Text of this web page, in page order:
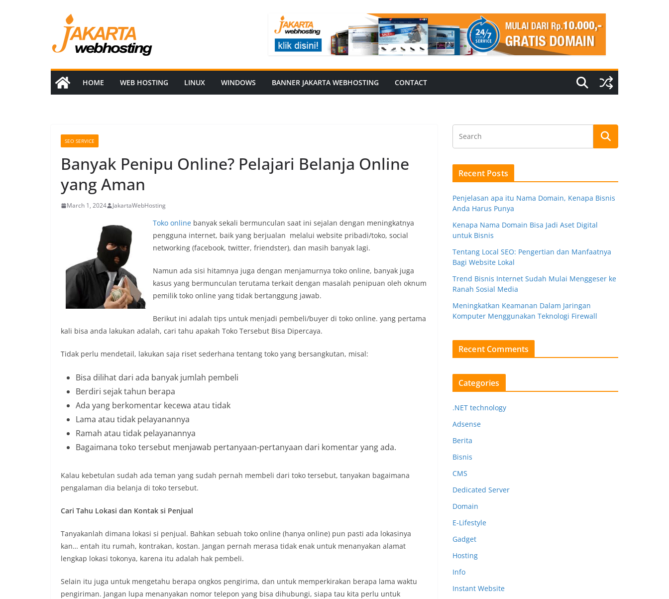
HOME WEB HOSTING LINUX WINDOWS BANNER JAKARTA WEBHOSTING CONTACT
SEO SERVICE
Banyak Penipu Online? Pelajari Belanja Online
yang Aman
March 1, 2024 JakartaWebHosting
Toko online banyak sekali bermunculan saat ini sejalan dengan meningkatnya
pengguna internet, baik yang berjualan melalui website pribadi/toko, social
networking (facebook, twitter, friendster), dan masih banyak lagi.
Namun ada sisi hitamnya juga dengan menjamurnya toko online, banyak juga
kasus yang bermunculan terutama terkait dengan masalah penipuan oleh oknum
pemilik toko online yang tidak bertanggung jawab.
Berikut ini adalah tips untuk menjadi pembeli/buyer di toko online. yang pertama
kali bisa anda lakukan adalah, cari tahu apakah Toko Tersebut Bisa Dipercaya.
Tidak perlu mendetail, lakukan saja riset sederhana tentang toko yang bersangkutan, misal:
Bisa dilihat dari ada banyak jumlah pembeli
Berdiri sejak tahun berapa
Ada yang berkomentar kecewa atau tidak
Lama atau tidak pelayanannya
Ramah atau tidak pelayanannya
Bagaimana toko tersebut menjawab pertanyaan-pertanyaan dari komentar yang ada.
Kalau kebetulan sudah ada teman yang sudah pernah membeli dari toko tersebut, tanyakan bagaimana
pengalaman dia belanja di toko tersebut.
Cari Tahu Lokasi dan Kontak si Penjual
Tanyakanlah dimana lokasi si penjual. Bahkan sebuah toko online (hanya online) pun pasti ada lokasinya
kan… entah itu rumah, kontrakan, kostan. Jangan pernah merasa tidak enak untuk menanyakan alamat
lengkap lokasi tokonya, karena itu adalah hak pembeli.
Selain itu juga untuk mengetahu berapa ongkos pengirima, dan untuk memperkirakan berapa lama waktu
pengiriman. Jangan lupa menanyakan nomor telepon yang bisa dihubungi, siapa tau kita perlu untuk
Recent Posts
Penjelasan apa itu Nama Domain, Kenapa Bisnis
Anda Harus Punya
Kenapa Nama Domain Bisa Jadi Aset Digital
untuk Bisnis
Tentang Local SEO: Pengertian dan Manfaatnya
Bagi Website Lokal
Trend Bisnis Internet Sudah Mulai Menggeser ke
Ranah Sosial Media
Meningkatkan Keamanan Dalam Jaringan
Komputer Menggunakan Teknologi Firewall
Recent Comments
Categories
.NET technology
Adsense
Berita
Bisnis
CMS
Dedicated Server
Domain
E-Lifestyle
Gadget
Hosting
Info
Instant Website